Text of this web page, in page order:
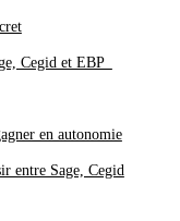
Cegid et EBP
en autonomie
entre Sage, Cegid